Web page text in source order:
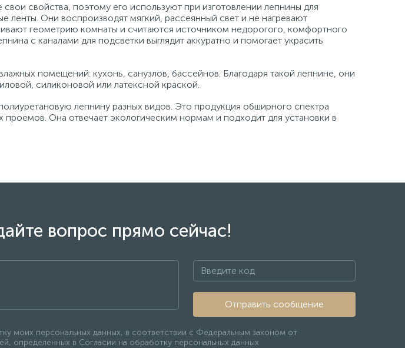
свойства, поэтому его используют при изготовлении лепнины для
Они воспроизводят мягкий, рассеянный свет и не нагревают
геометрию комнаты и считаются источником недорогого, комфортного
с каналами для подсветки выглядит аккуратно и помогает украсить
помещений: кухонь, санузлов, бассейнов. Благодаря такой лепнине, они
силиконовой или латексной краской.
лепнину разных видов. Это продукция обширного спектра
Она отвечает экологическим нормам и подходит для установки в
вопрос прямо сейчас!
Отправить сообщение
моих персональных данных, в соответствии с Федеральным законом от
определенных в Согласии на обработку персональных данных